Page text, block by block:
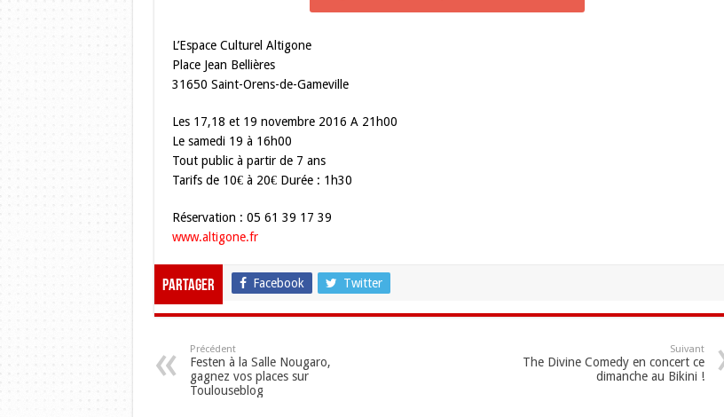
L’Espace Culturel Altigone
Place Jean Bellières
31650 Saint-Orens-de-Gameville
Les 17,18 et 19 novembre 2016 A 21h00
Le samedi 19 à 16h00
Tout public à partir de 7 ans
Tarifs de 10€ à 20€ Durée : 1h30
Réservation : 05 61 39 17 39
www.altigone.fr
Partager Facebook Twitter
Précédent
Festen à la Salle Nougaro,
gagnez vos places sur
Toulouseblog
Suivant
The Divine Comedy en concert ce
dimanche au Bikini !